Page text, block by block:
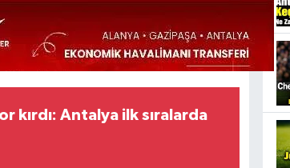
kırdı: Antalya ilk sıralarda